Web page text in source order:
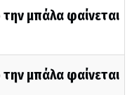
μπάλα φαίνεται
μπάλα φαίνεται